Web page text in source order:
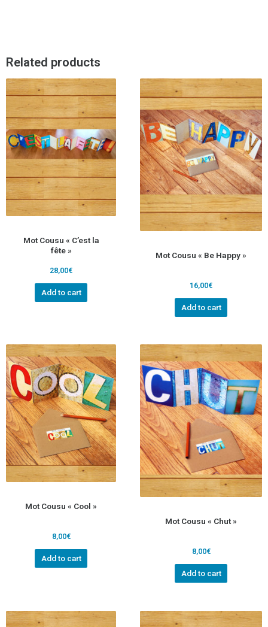
Related products
Mot Cousu « C’est la
fête »
28,00€
Add to cart
Mot Cousu « Be Happy »
16,00€
Add to cart
Mot Cousu « Cool »
8,00€
Add to cart
Mot Cousu « Chut »
8,00€
Add to cart